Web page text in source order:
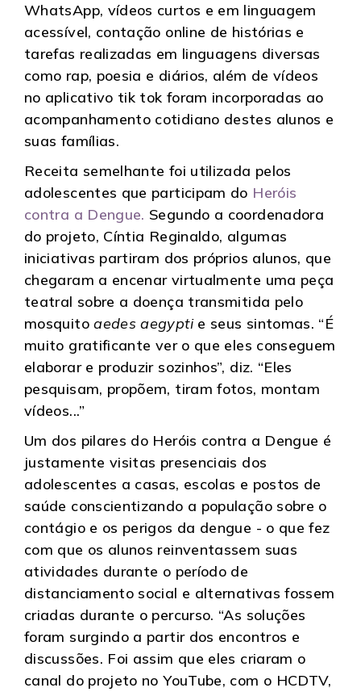
WhatsApp, vídeos curtos e em linguagem
acessível, contação online de histórias e
tarefas realizadas em linguagens diversas
como rap, poesia e diários, além de vídeos
no aplicativo tik tok foram incorporadas ao
acompanhamento cotidiano destes alunos e
suas famílias.
Receita semelhante foi utilizada pelos
adolescentes que participam do Heróis
contra a Dengue. Segundo a coordenadora
do projeto, Cíntia Reginaldo, algumas
iniciativas partiram dos próprios alunos, que
chegaram a encenar virtualmente uma peça
teatral sobre a doença transmitida pelo
mosquitoaedes aegyptie seus sintomas. “É
muito gratificante ver o que eles conseguem
elaborar e produzir sozinhos”, diz. “Eles
pesquisam, propõem, tiram fotos, montam
vídeos...”
Um dos pilares do Heróis contra a Dengue é
justamente visitas presenciais dos
adolescentes a casas, escolas e postos de
saúde conscientizando a população sobre o
contágio e os perigos da dengue - o que fez
com que os alunos reinventassem suas
atividades durante o período de
distanciamento social e alternativas fossem
criadas durante o percurso. “As soluções
foram surgindo a partir dos encontros e
discussões. Foi assim que eles criaram o
canal do projeto no YouTube, com o HCDTV,